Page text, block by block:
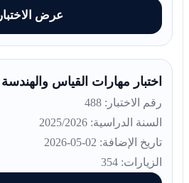
عرض الاختبار
اختبار مهارات القياس والهندسة
رقم الاختبار: 488
السنة الدراسية: 2025/2026
تاريخ الإضافة: 02-05-2026
الزيارات: 354